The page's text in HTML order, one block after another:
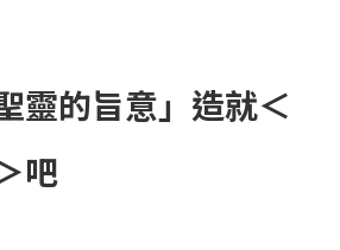
的旨意」造就＜
吧